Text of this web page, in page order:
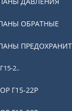
ОБРАТНЫЕ
2..
Г15-22Р